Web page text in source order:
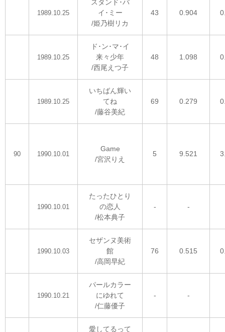
1989.10.25
スタンド･バ
イ･ミー
/姫乃樹リカ
43 0.904
1989.10.25
ド･ン･マ･イ
来々少年
/西尾えつ子
48 1.098
1989.10.25
いちばん輝い
てね
/藤谷美紀
69 0.279
90 1990.10.01
Game
/宮沢りえ
5 9.521
1990.10.01
たったひとり
の恋人
/松本典子
- -
1990.10.03
セザンヌ美術
館
/高岡早紀
76 0.515
1990.10.21
パールカラー
にゆれて
/仁藤優子
- -
愛してるって